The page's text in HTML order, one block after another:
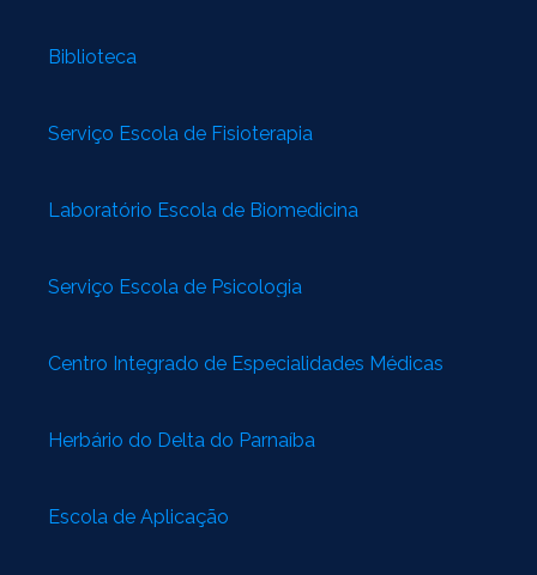
Biblioteca
Serviço Escola de Fisioterapia
Laboratório Escola de Biomedicina
Serviço Escola de Psicologia
Centro Integrado de Especialidades Médicas
Herbário do Delta do Parnaíba
Escola de Aplicação